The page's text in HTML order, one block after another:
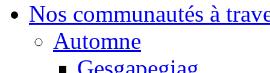
Nos communautés à
Automne